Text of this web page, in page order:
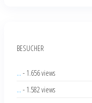
BESUCHER
... - 1.656 views
... - 1.582 views